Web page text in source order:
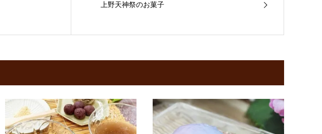
上野天神祭のお菓子